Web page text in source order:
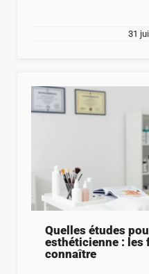
31
Quelles études
esthéticienne : les
connaître